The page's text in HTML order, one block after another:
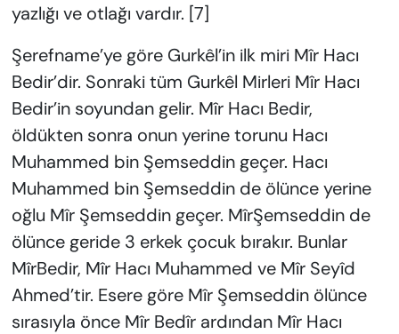
yazlığı ve otlağı vardır. [7]
Şerefname’ye göre Gurkêl’in ilk miri Mîr Hacı
Bedir’dir. Sonraki tüm Gurkêl Mirleri Mîr Hacı
Bedir’in soyundan gelir. Mîr Hacı Bedir,
öldükten sonra onun yerine torunu Hacı
Muhammed bin Şemseddin geçer. Hacı
Muhammed bin Şemseddin de ölünce yerine
oğlu Mîr Şemseddin geçer. MîrŞemseddin de
ölünce geride 3 erkek çocuk bırakır. Bunlar
MîrBedir, Mîr Hacı Muhammed ve Mîr Seyîd
Ahmed’tir. Esere göre Mîr Şemseddin ölünce
sırasıyla önce Mîr Bedîr ardından Mîr Hacı